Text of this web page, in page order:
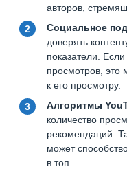
авторов,
Социальное
доверять
показатели.
просмотров, это
к его просмотру.
Алгоритмы
количество
рекомендаций.
может
в топ.